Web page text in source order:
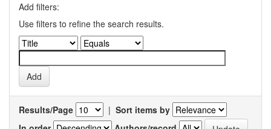
Add filters:
Use filters to refine the search results.
Results/Page | Sort items by